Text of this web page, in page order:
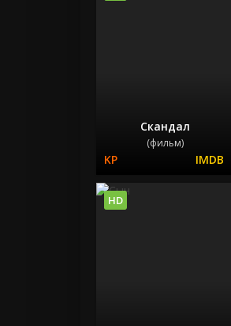
Скандал
(фильм)
HD